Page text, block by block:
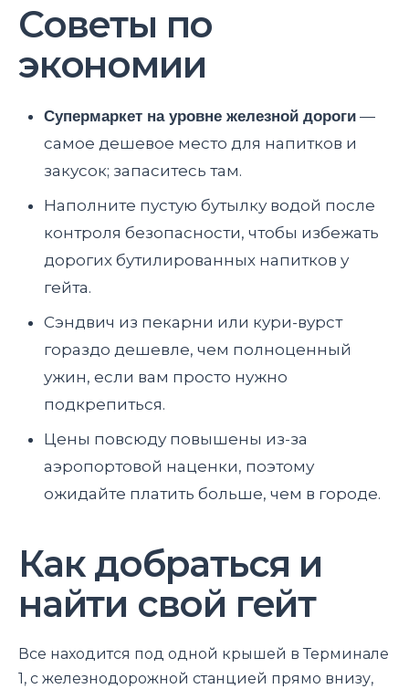
Советы по
экономии
Супермаркет на уровне железной дороги —
самое дешевое место для напитков и
закусок; запаситесь там.
Наполните пустую бутылку водой после
контроля безопасности, чтобы избежать
дорогих бутилированных напитков у
гейта.
Сэндвич из пекарни или кури-вурст
гораздо дешевле, чем полноценный
ужин, если вам просто нужно
подкрепиться.
Цены повсюду повышены из-за
аэропортовой наценки, поэтому
ожидайте платить больше, чем в городе.
Как добраться и
найти свой гейт
Все находится под одной крышей в Терминале
1, с железнодорожной станцией прямо внизу,